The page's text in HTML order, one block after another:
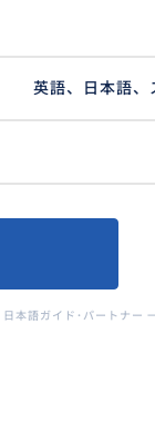
英語、日本語、
日本語ガイド･パートナー